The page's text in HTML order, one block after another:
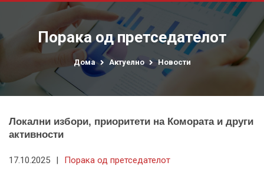
Порака од претседателот
Дома Актуелно Новости
Локални избори, приоритети на Комората и други
активности
17.10.2025 | Порака од претседателот